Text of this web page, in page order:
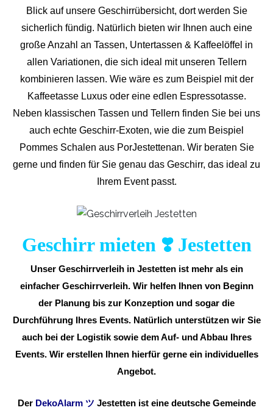
Blick auf unsere Geschirrübersicht, dort werden Sie
sicherlich fündig. Natürlich bieten wir Ihnen auch eine
große Anzahl an Tassen, Untertassen & Kaffeelöffel in
allen Variationen, die sich ideal mit unseren Tellern
kombinieren lassen. Wie wäre es zum Beispiel mit der
Kaffeetasse Luxus oder eine edlen Espressotasse.
Neben klassischen Tassen und Tellern finden Sie bei uns
auch echte Geschirr-Exoten, wie die zum Beispiel
Pommes Schalen aus PorJestettenan. Wir beraten Sie
gerne und finden für Sie genau das Geschirr, das ideal zu
Ihrem Event passt.
Geschirr mieten ❣️ Jestetten
Unser Geschirrverleih in Jestetten ist mehr als ein
einfacher Geschirrverleih. Wir helfen Ihnen von Beginn
der Planung bis zur Konzeption und sogar die
Durchführung Ihres Events. Natürlich unterstützen wir Sie
auch bei der Logistik sowie dem Auf- und Abbau Ihres
Events. Wir erstellen Ihnen hierfür gerne ein individuelles
Angebot.
Der DekoAlarm ツ Jestetten ist eine deutsche Gemeinde